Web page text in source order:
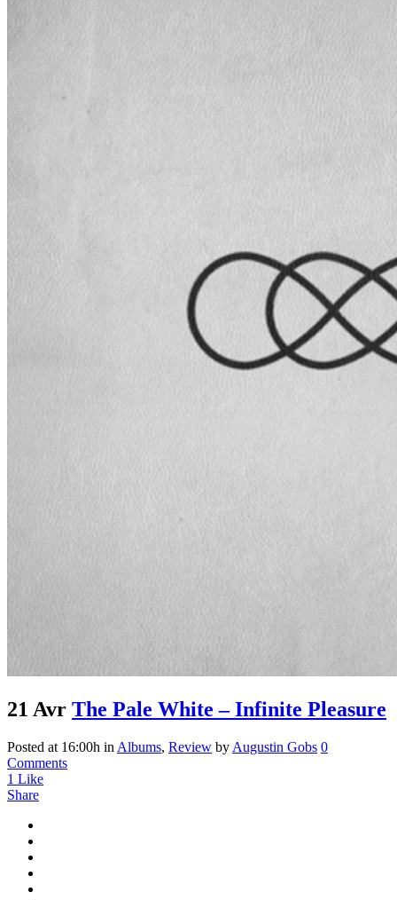
21 Avr The Pale White – Infinite Pleasure
Posted at 16:00h in Albums, Review by Augustin Gobs 0
Comments
1 Like
Share